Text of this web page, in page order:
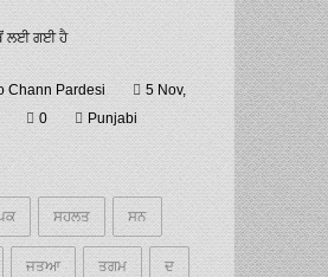
ਲਈ ਗਈ ਹੈ
Chann Pardesi
5 Nov,
0
Punjabi
ਸਹਲਤ ਸਨ
ਜਤਆ ਤਗਮ ਦ